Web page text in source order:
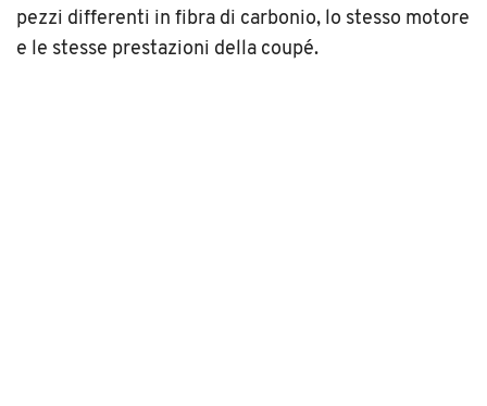
pezzi differenti in fibra di carbonio, lo stesso motore
e le stesse prestazioni della coupé.